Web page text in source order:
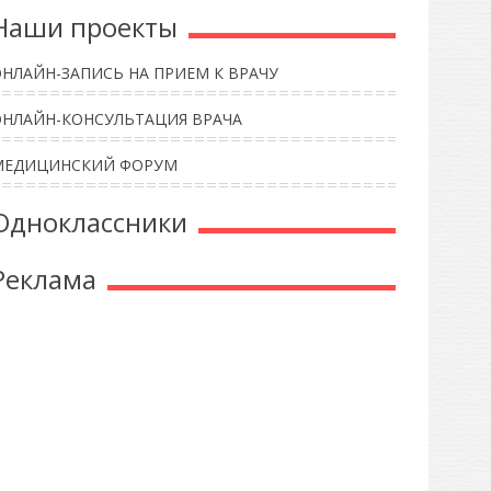
проекты
ЗАПИСЬ НА ПРИЕМ К ВРАЧУ
КОНСУЛЬТАЦИЯ ВРАЧА
ФОРУМ